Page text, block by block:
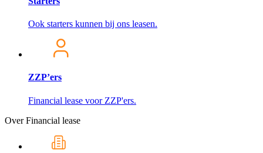
Ook starters kunnen bij ons leasen.
ZZP’ers
Financial lease voor ZZP'ers.
Over Financial lease